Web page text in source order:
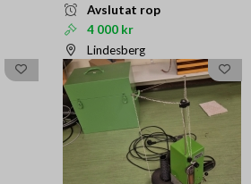
Avslutat rop
4 000 kr
Lindesberg